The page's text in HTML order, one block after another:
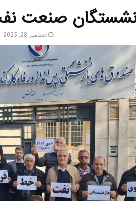
صنعت
دسامبر 28, 2025